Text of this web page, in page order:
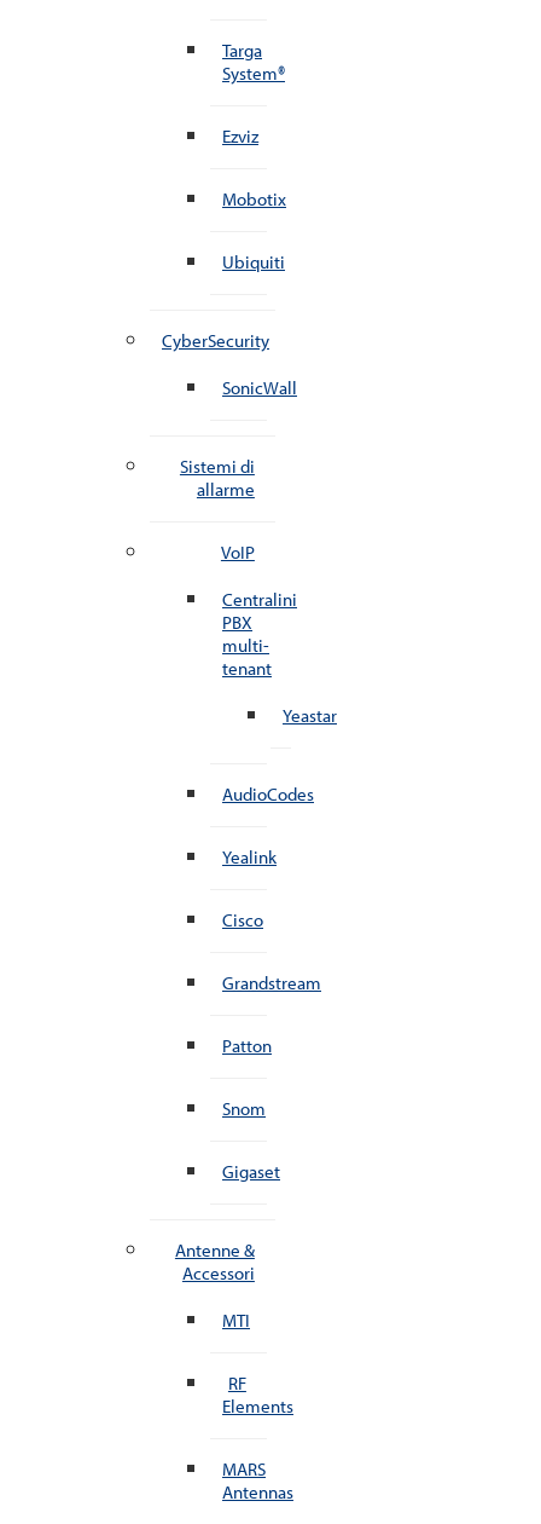
Targa
System®
Ezviz
Mobotix
Ubiquiti
CyberSecurity
SonicWall
Sistemi di
allarme
VoIP
Centralini
PBX
multi-
tenant
Yeastar
AudioCodes
Yealink
Cisco
Grandstream
Patton
Snom
Gigaset
Antenne &
Accessori
MTI
RF
Elements
MARS
Antennas